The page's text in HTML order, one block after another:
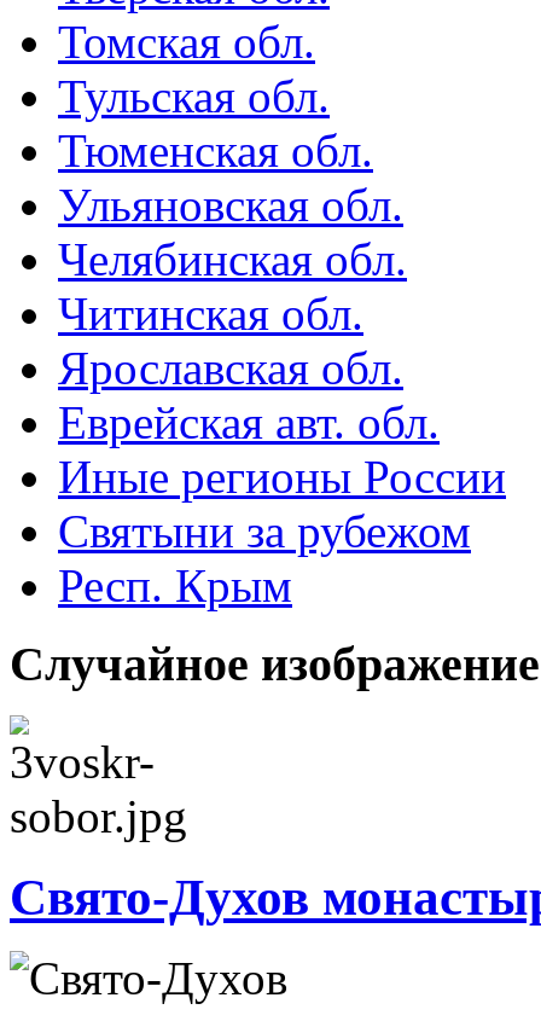
Томская обл.
Тульская обл.
Тюменская обл.
Ульяновская обл.
Челябинская обл.
Читинская обл.
Ярославская обл.
Еврейская авт. обл.
Иные регионы России
Святыни за рубежом
Респ. Крым
Случайное изображение
Свято-Духов